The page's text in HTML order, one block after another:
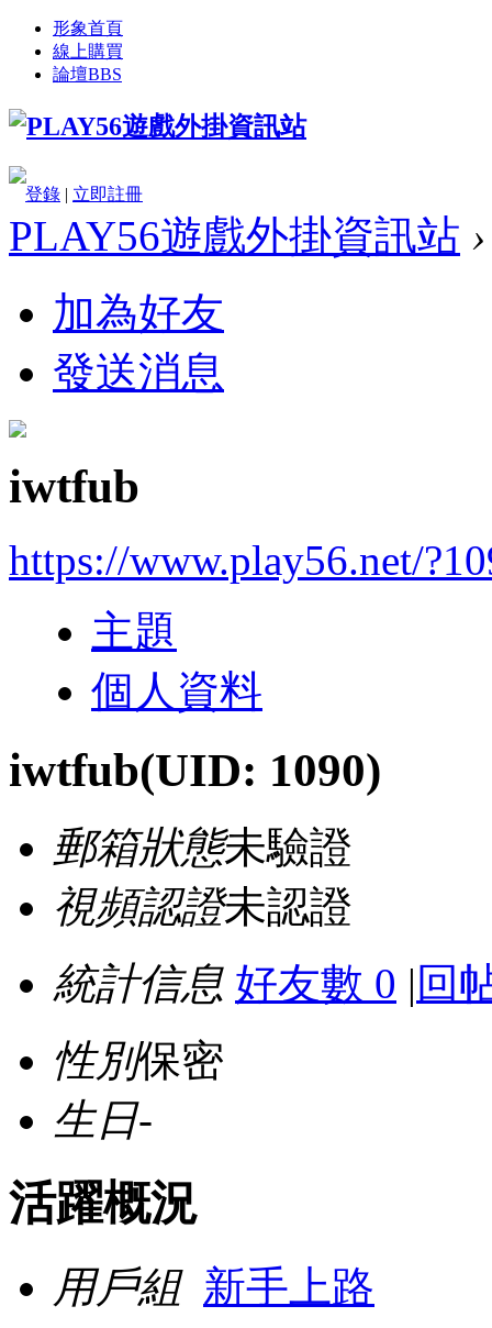
形象首頁
線上購買
論壇BBS
登錄 | 立即註冊
PLAY56遊戲外掛資訊站 ›
加為好友
發送消息
iwtfub
https://www.play56.net/
主題
個人資料
iwtfub(UID: 1090)
郵箱狀態未驗證
視頻認證未認證
統計信息 好友數 0 | 回
性別保密
生日-
活躍概況
用戶組 新手上路